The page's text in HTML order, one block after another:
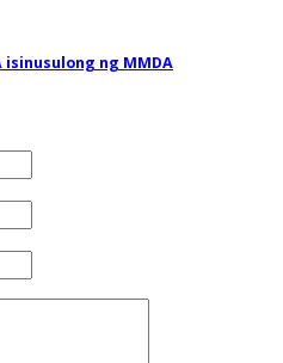
isinusulong ng MMDA